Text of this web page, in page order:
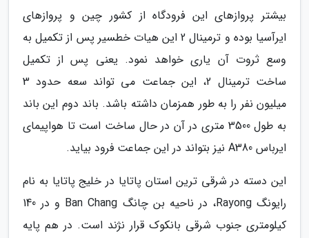
بیشتر پروازهای این فرودگاه از کشور چین و پروازهای
ایرآسیا بوده و ترمینال 2 این هیات خطسیر پس از تکمیل به
وسع ثروت آن یاری خواهد نمود. یعنی پس از تکمیل
ساخت ترمینال 2، این جماعت می تواند سعه حدود 3
میلیون نفر را به طور همزمان داشته باشد. باند دوم این باند
به طول 3500 متری در آن در حال ساخت است تا هواپیمای
ایرباس A380 نیز بتواند در این جماعت فرود بیاید.
این دسته در شرقی ترین استان پاتایا در خلیج پاتایا به نام
رایونگ Rayong، در ناحیه بن چانگ Ban Chang و در 140
کیلومتری جنوب شرقی بانکوک قرار نژند است. در هم پایه